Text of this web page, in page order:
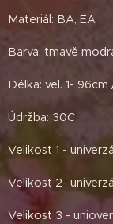
Materiál: BA, EA
Barva: tmavě
Délka: vel. 1-
Údržba: 30C
Velikost 1 -
Velikost 2-
Velikost 3 -